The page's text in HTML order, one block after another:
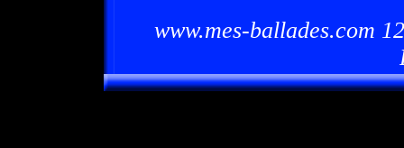
www.mes-ballades.com